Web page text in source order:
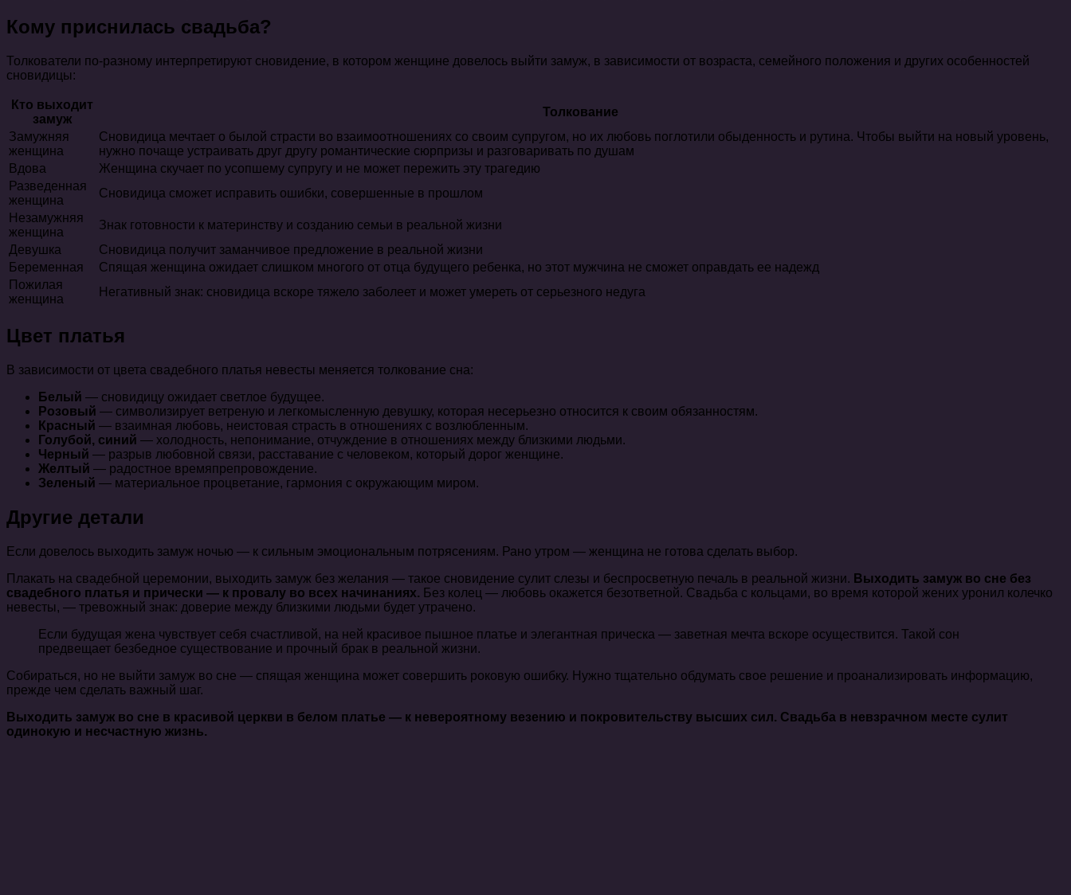
Кому приснилась свадьба?
Толкователи по-разному интерпретируют сновидение, в котором женщине довелось выйти замуж, в зависимости от возраста, семейного положения и других особенностей
сновидицы:
Кто выходит
замуж
Толкование
Замужняя
женщина
Сновидица мечтает о былой страсти во взаимоотношениях со своим супругом, но их любовь поглотили обыденность и рутина. Чтобы выйти на новый уровень,
нужно почаще устраивать друг другу романтические сюрпризы и разговаривать по душам
Вдова
Женщина скучает по усопшему супругу и не может пережить эту трагедию
Разведенная
женщина
Сновидица сможет исправить ошибки, совершенные в прошлом
Незамужняя
женщина
Знак готовности к материнству и созданию семьи в реальной жизни
Девушка
Сновидица получит заманчивое предложение в реальной жизни
Беременная
Спящая женщина ожидает слишком многого от отца будущего ребенка, но этот мужчина не сможет оправдать ее надежд
Пожилая
женщина
Негативный знак: сновидица вскоре тяжело заболеет и может умереть от серьезного недуга
Цвет платья
В зависимости от цвета свадебного платья невесты меняется толкование сна:
Белый — сновидицу ожидает светлое будущее.
Розовый — символизирует ветреную и легкомысленную девушку, которая несерьезно относится к своим обязанностям.
Красный — взаимная любовь, неистовая страсть в отношениях с возлюбленным.
Голубой, синий — холодность, непонимание, отчуждение в отношениях между близкими людьми.
Черный — разрыв любовной связи, расставание с человеком, который дорог женщине.
Желтый — радостное времяпрепровождение.
Зеленый — материальное процветание, гармония с окружающим миром.
Другие детали
Если довелось выходить замуж ночью — к сильным эмоциональным потрясениям. Рано утром — женщина не готова сделать выбор.
Плакать на свадебной церемонии, выходить замуж без желания — такое сновидение сулит слезы и беспросветную печаль в реальной жизни. Выходить замуж во сне без
свадебного платья и прически — к провалу во всех начинаниях. Без колец — любовь окажется безответной. Свадьба с кольцами, во время которой жених уронил колечко
невесты, — тревожный знак: доверие между близкими людьми будет утрачено.
Если будущая жена чувствует себя счастливой, на ней красивое пышное платье и элегантная прическа — заветная мечта вскоре осуществится. Такой сон
предвещает безбедное существование и прочный брак в реальной жизни.
Собираться, но не выйти замуж во сне — спящая женщина может совершить роковую ошибку. Нужно тщательно обдумать свое решение и проанализировать информацию,
прежде чем сделать важный шаг.
Выходить замуж во сне в красивой церкви в белом платье — к невероятному везению и покровительству высших сил. Свадьба в невзрачном месте сулит
одинокую и несчастную жизнь.